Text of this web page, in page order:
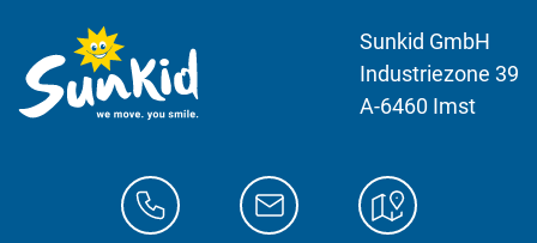
Sunkid GmbH
Industriezone 39
A-6460 Imst